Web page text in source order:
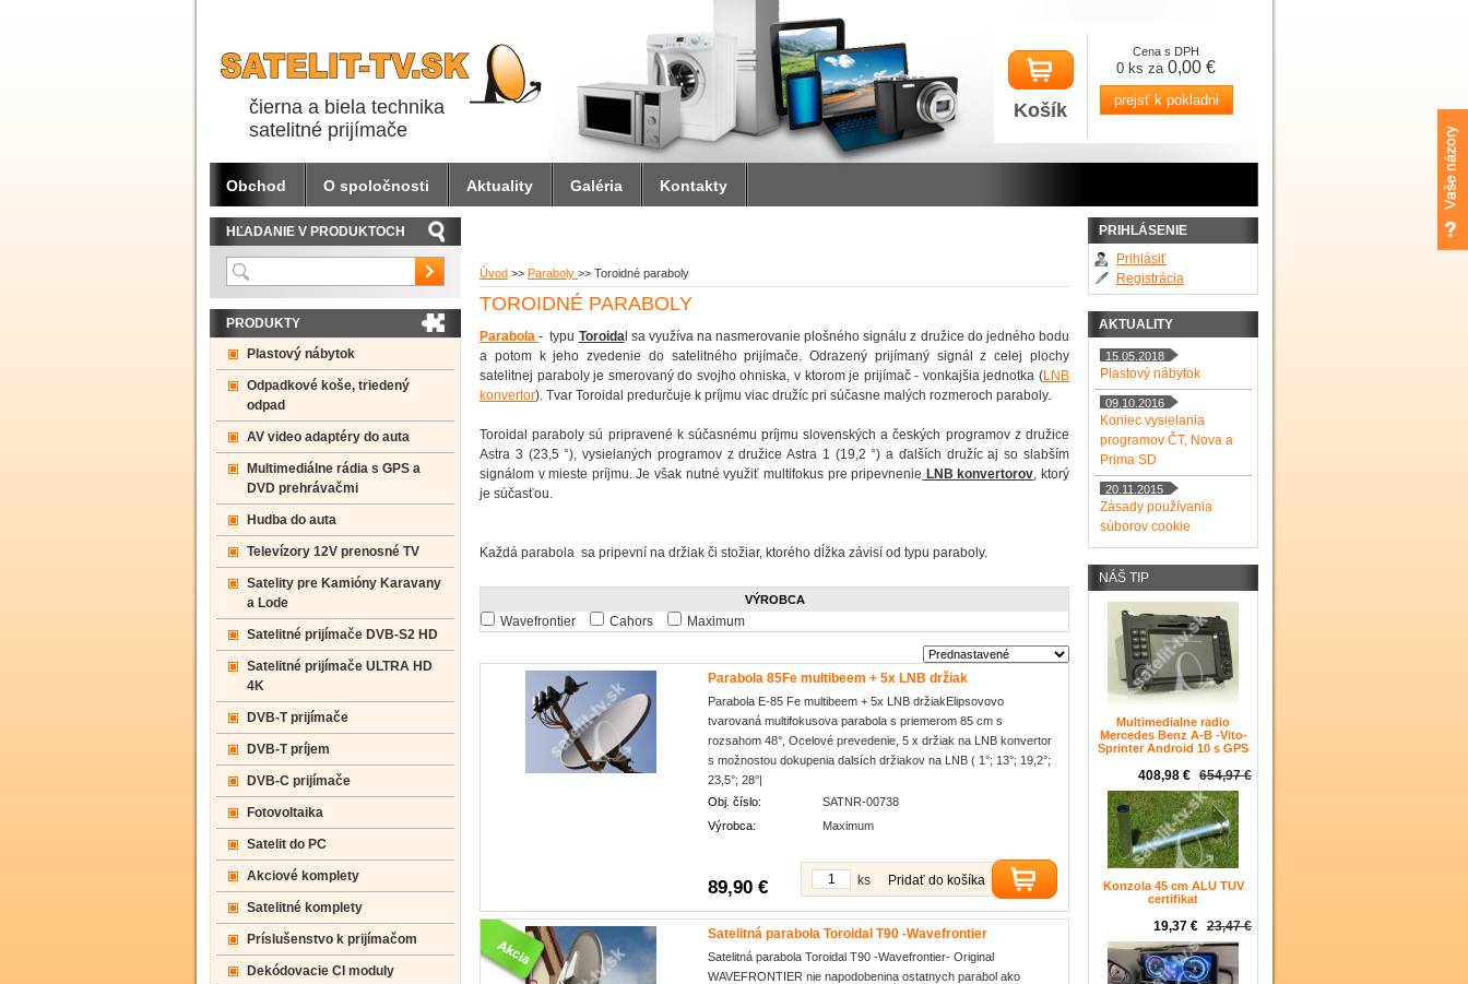
čierna a biela technika
satelitné prijímače
Úvod >> Paraboly >> Toroidné paraboly
TOROIDNÉ PARABOLY
Parabola - typu Toroidal sa využíva na nasmerovanie plošného signálu z družice do jedného bodu
a potom k jeho zvedenie do satelitného prijímače. Odrazený prijímaný signál z celej plochy
satelitnej paraboly je smerovaný do svojho ohniska, v ktorom je prijímač - vonkajšia jednotka (LNB
konvertor). Tvar Toroidal predurčuje k príjmu viac družíc pri súčasne malých rozmeroch paraboly.
Toroidal paraboly sú pripravené k súčasnému príjmu slovenských a českých programov z družice
Astra 3 (23,5 °), vysielaných programov z družice Astra 1 (19,2 °) a ďalších družíc aj so slabším
signálom v mieste príjmu. Je však nutné využiť multifokus pre pripevnenie LNB konvertorov, ktorý
je súčasťou.
Každá parabola sa pripevní na držiak či stožiar, ktorého dĺžka závisí od typu paraboly.
VÝROBCA
Wavefrontier Cahors Maximum
Parabola 85Fe multibeem + 5x LNB držiak
Parabola E-85 Fe multibeem + 5x LNB držiakElipsovovo
tvarovaná multifokusova parabola s priemerom 85 cm s
rozsahom 48°, Ocelové prevedenie, 5 x držiak na LNB konvertor
s možnostou dokupenia dalsích držiakov na LNB ( 1°; 13°; 19,2°;
23,5°; 28°|
Obj. číslo:
SATNR-00738
Výrobca:
Maximum
89,90 € Pridať do košíka
ks
Satelitná parabola Toroidal T90 -Wavefrontier
Satelitná parabola Toroidal T90 -Wavefrontier- Original
WAVEFRONTIER nie napodobenina ostatnych parabol ako
HĽADANIE V PRODUKTOCH
PRODUKTY
Plastový nábytok
Odpadkové koše, triedený
odpad
AV video adaptéry do auta
Multimediálne rádia s GPS a
DVD prehrávačmi
Hudba do auta
Televízory 12V prenosné TV
Satelity pre Kamióny Karavany
a Lode
Satelitné prijímače DVB-S2 HD
Satelitné prijímače ULTRA HD
4K
DVB-T prijímače
DVB-T príjem
DVB-C prijímače
Fotovoltaika
Satelit do PC
Akciové komplety
Satelitné komplety
Príslušenstvo k prijímačom
Dekódovacie CI moduly
PRIHLÁSENIE
Prihlásiť
Registrácia
AKTUALITY
15.05.2018
Plastový nábytok
09.10.2016
Koniec vysielania
programov ČT, Nova a
Prima SD
20.11.2015
Zásady používania
súborov cookie
NÁŠ TIP
Multimedialne radio
Mercedes Benz A-B -Vito-
Sprinter Android 10 s GPS
408,98 € 654,97 €
Konzola 45 cm ALU TUV
certifikat
19,37 € 23,47 €
Obchod O spoločnosti Aktuality Galéria Kontakty
Košík
Cena s DPH
0 ks za 0,00 €
prejsť k pokladni